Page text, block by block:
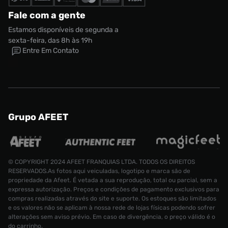
Fale com a gente
Estamos disponíveis de segunda a
sexta-feira, das 8h às 19h
Entre Em Contato
Grupo AFEET
© COPYRIGHT 2024 AFEET FRANQUIAS LTDA. TODOS OS DIREITOS
RESERVADOS.As fotos aqui veiculadas, logotipo e marca são de
propriedade da Afeet. É vetada a sua reprodução, total ou parcial, sem a
expressa autorização. Preços e condições de pagamento exclusivos para
compras realizadas através do site e suporte. Os estoques são limitados
e os valores não se aplicam à nossa rede de lojas físicas podendo sofrer
alterações sem aviso prévio. Em caso de divergência, o preço válido é o
do carrinho.